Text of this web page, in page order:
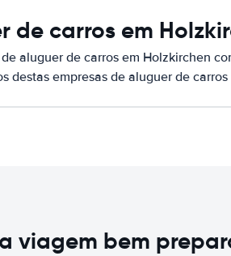
de carros em
aluguer de carros em Holzkirchen
destas empresas de aluguer de
viagem bem